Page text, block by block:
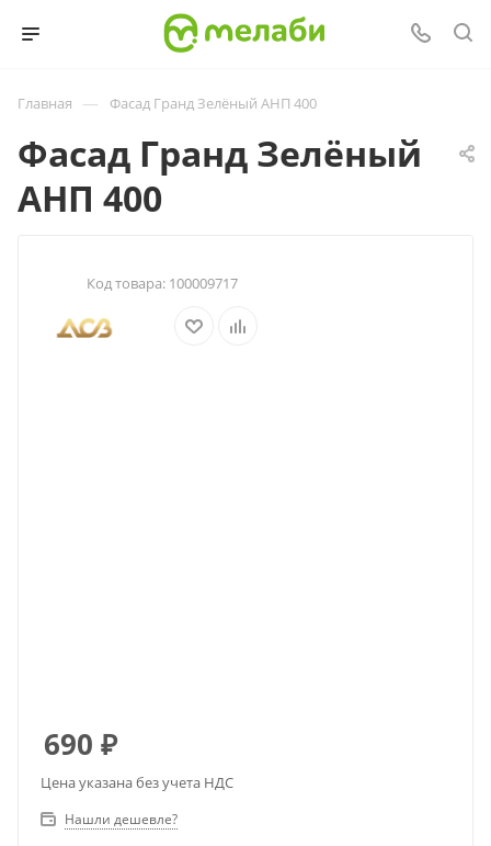
Главная — Фасад Гранд Зелёный АНП 400
Фасад Гранд Зелёный
АНП 400
Код товара: 100009717
690 ₽
Цена указана без учета НДС
Нашли дешевле?